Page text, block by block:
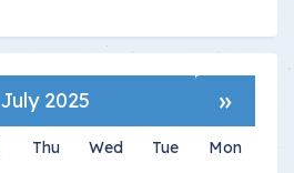
«
July 2025
Mon
Tue
Wed
Thu